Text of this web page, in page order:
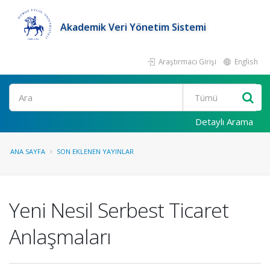
Akademik Veri Yönetim Sistemi
Araştırmacı Girişi English
Ara
Detaylı Arama
ANA SAYFA SON EKLENEN YAYINLAR
Yeni Nesil Serbest Ticaret
Anlaşmaları